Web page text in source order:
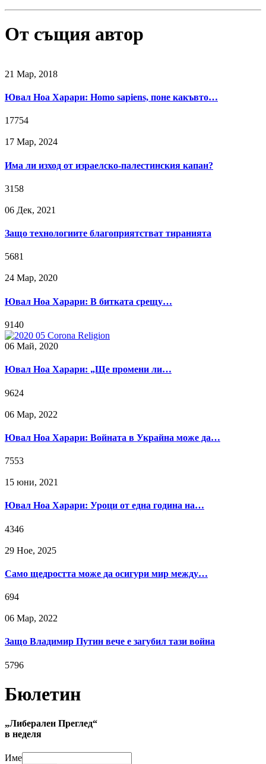
От същия автор
21 Мар, 2018
Ювал Ноа Харари: Homo sapiens, поне какъвто…
17754
17 Мар, 2024
Има ли изход от израелско-палестинския капан?
3158
06 Дек, 2021
Защо технологиите благоприятстват тиранията
5681
24 Мар, 2020
Ювал Ноа Харари: В битката срещу…
9140
06 Май, 2020
Ювал Ноа Харари: „Ще промени ли…
9624
06 Мар, 2022
Ювал Ноа Харари: Войната в Украйна може да…
7553
15 юни, 2021
Ювал Ноа Харари: Уроци от една година на…
4346
29 Ное, 2025
Само щедростта може да осигури мир между…
694
06 Мар, 2022
Защо Владимир Путин вече е загубил тази война
5796
Бюлетин
„Либерален Преглед“
в неделя
Име